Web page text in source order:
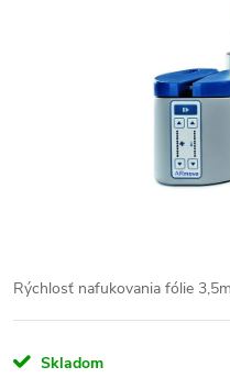
Rýchlosť nafukovania fólie
Skladom